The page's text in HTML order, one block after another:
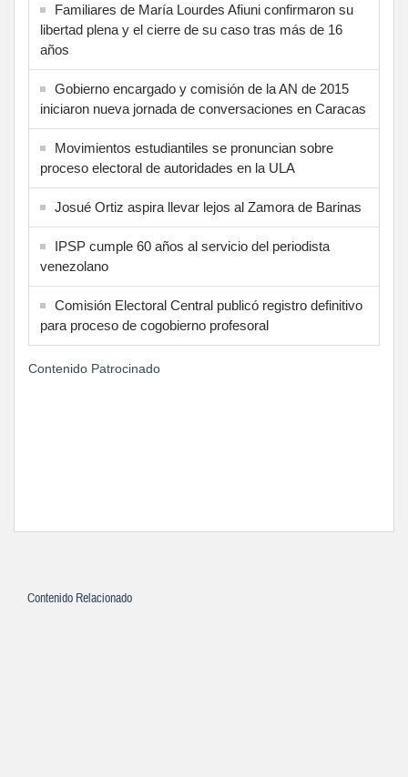
Familiares de María Lourdes Afiuni confirmaron su
libertad plena y el cierre de su caso tras más de 16
años
Gobierno encargado y comisión de la AN de 2015
iniciaron nueva jornada de conversaciones en Caracas
Movimientos estudiantiles se pronuncian sobre
proceso electoral de autoridades en la ULA
Josué Ortiz aspira llevar lejos al Zamora de Barinas
IPSP cumple 60 años al servicio del periodista
venezolano
Comisión Electoral Central publicó registro definitivo
para proceso de cogobierno profesoral
Contenido Patrocinado
Contenido Relacionado